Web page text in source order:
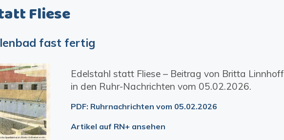
Fliese
fast fertig
Edelstahl statt Fliese – Beitrag von Britta Linnhoff
in den Ruhr-Nachrichten vom 05.02.2026.
PDF: Ruhrnachrichten vom 05.02.2026
Artikel auf RN+ ansehen